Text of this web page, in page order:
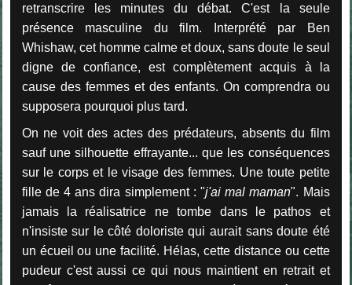
retranscrire les minutes du débat. C'est la seule
présence masculine du film. Interprété par Ben
Whishaw, cet homme calme et doux, sans doute le seul
digne de confiance, est complètement acquis à la
cause des femmes et des enfants. On comprendra ou
supposera pourquoi plus tard.
On ne voit des actes des prédateurs, absents du film
sauf une silhouette effrayante... que les conséquences
sur le corps et le visage des femmes. Une toute petite
fille de 4 ans dira simplement : "j'ai mal maman". Mais
jamais la réalisatrice ne tombe dans le pathos et
n'insiste sur le côté doloriste qui aurait sans doute été
un écueil ou une facilité. Hélas, cette distance ou cette
pudeur c'est aussi ce qui nous maintient en retrait et